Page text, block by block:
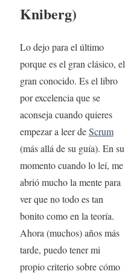
Kniberg)
Lo dejo para el último
porque es el gran clásico, el
gran conocido. Es el libro
por excelencia que se
aconseja cuando quieres
empezar a leer deScrum
(más allá de su guía). En su
momento cuando lo leí, me
abrió mucho la mente para
ver que no todo es tan
bonito como en la teoría.
Ahora (muchos) años más
tarde, puedo tener mi
propio criterio sobre cómo